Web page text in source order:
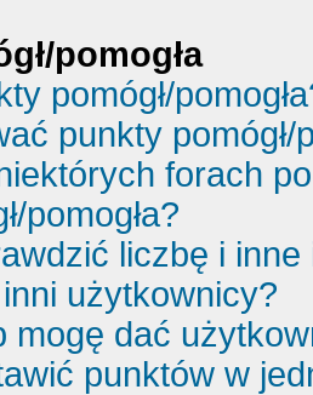
pomogła
pomógł/
punkty pomógł/
forach
pomogła?
liczbę i
użytkownicy?
dać
punktów w